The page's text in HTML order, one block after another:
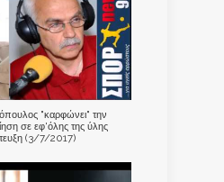
"καρφώνει" την
σε εφ'όλης της ύλης
(3/7/2017)